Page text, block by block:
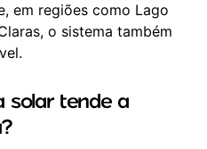
em regiões como Lago
o sistema também
solar tende a